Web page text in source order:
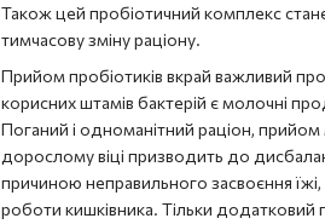
Також цей пробіотичний комплекс
тимчасову зміну раціону.
Прийом пробіотиків вкрай важливий
корисних штамів бактерій є молочні
Поганий і одноманітний раціон,
дорослому віці призводить до
причиною неправильного засвоєння
роботи кишківника. Тільки додатковий